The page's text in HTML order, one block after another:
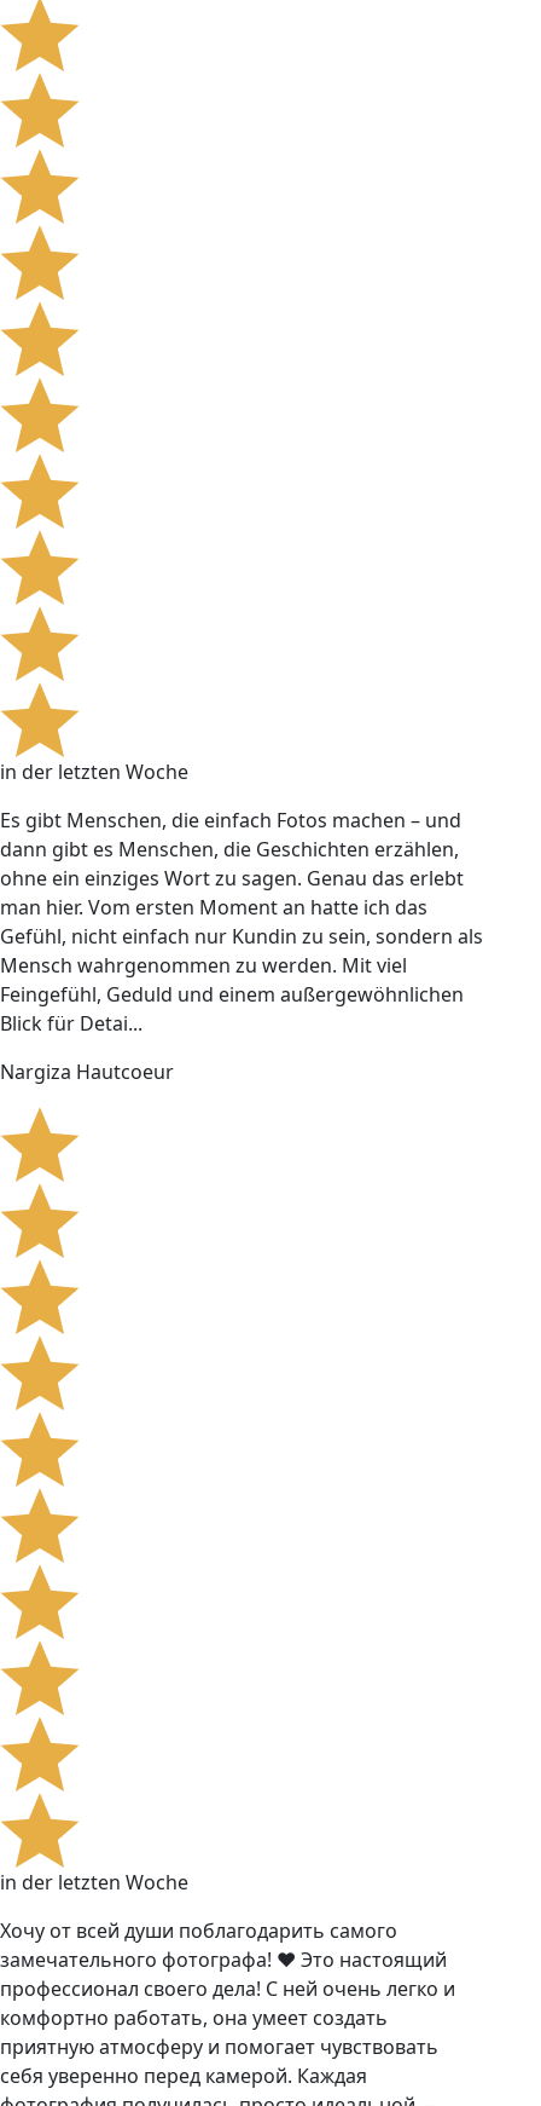
in der letzten Woche
Es gibt Menschen, die einfach Fotos machen – und
dann gibt es Menschen, die Geschichten erzählen,
ohne ein einziges Wort zu sagen. Genau das erlebt
man hier. Vom ersten Moment an hatte ich das
Gefühl, nicht einfach nur Kundin zu sein, sondern als
Mensch wahrgenommen zu werden. Mit viel
Feingefühl, Geduld und einem außergewöhnlichen
Blick für Detai...
Nargiza Hautcoeur
in der letzten Woche
Хочу от всей души поблагодарить самого
замечательного фотографа! ❤️ Это настоящий
профессионал своего дела! С ней очень легко и
комфортно работать, она умеет создать
приятную атмосферу и помогает чувствовать
себя уверенно перед камерой. Каждая